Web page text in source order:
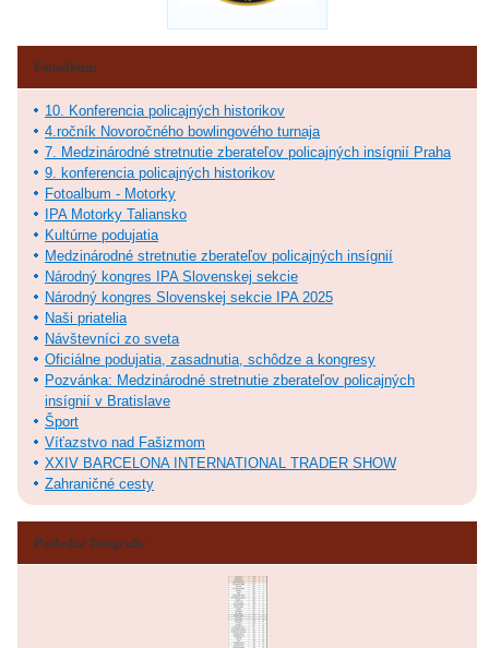
Fotoalbum
10. Konferencia policajných historikov
4.ročník Novoročného bowlingového turnaja
7. Medzinárodné stretnutie zberateľov policajných insígnií Praha
9. konferencia policajných historikov
Fotoalbum - Motorky
IPA Motorky Taliansko
Kultúrne podujatia
Medzinárodné stretnutie zberateľov policajných insígnií
Národný kongres IPA Slovenskej sekcie
Národný kongres Slovenskej sekcie IPA 2025
Naši priatelia
Návštevníci zo sveta
Oficiálne podujatia, zasadnutia, schôdze a kongresy
Pozvánka: Medzinárodné stretnutie zberateľov policajných
insígnií v Bratislave
Šport
Víťazstvo nad Fašizmom
XXIV BARCELONA INTERNATIONAL TRADER SHOW
Zahraničné cesty
Posledné fotografie